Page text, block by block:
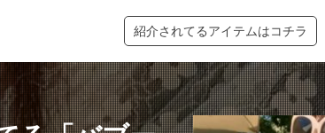
紹介されてるアイテムはコチラ